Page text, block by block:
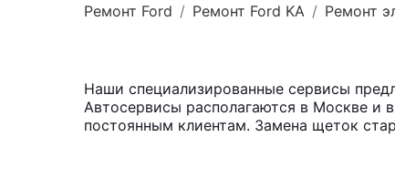
Ремонт Ford Ремонт Ford KA Ремонт
Наши специализированные сервисы
Автосервисы располагаются в Москве и
постоянным клиентам. Замена щеток